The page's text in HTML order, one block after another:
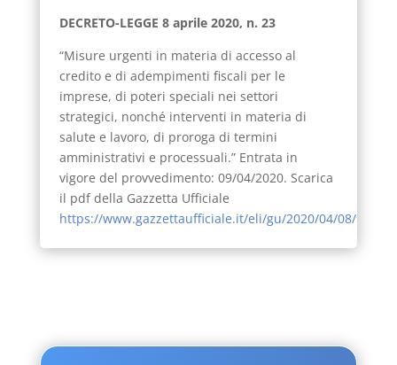
DECRETO-LEGGE 8 aprile 2020, n. 23
“Misure urgenti in materia di accesso al
credito e di adempimenti fiscali per le
imprese, di poteri speciali nei settori
strategici, nonché interventi in materia di
salute e lavoro, di proroga di termini
amministrativi e processuali.” Entrata in
vigore del provvedimento: 09/04/2020. Scarica
il pdf della Gazzetta Ufficiale
https://www.gazzettaufficiale.it/eli/gu/2020/04/08/94/